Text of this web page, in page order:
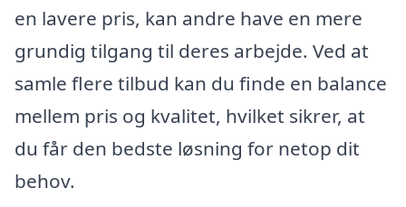
en lavere pris, kan andre have en mere
grundig tilgang til deres arbejde. Ved at
samle flere tilbud kan du finde en balance
mellem pris og kvalitet, hvilket sikrer, at
du får den bedste løsning for netop dit
behov.